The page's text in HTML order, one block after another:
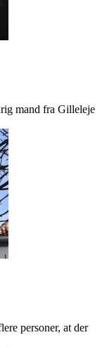
mand fra Gilleleje
personer, at der